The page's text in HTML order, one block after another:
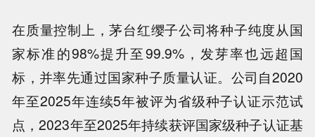
在质量控制上，茅台红缨子公司将种子纯度从国
家标准的98%提升至99.9%，发芽率也远超国
标，并率先通过国家种子质量认证。公司自2020
年至2025年连续5年被评为省级种子认证示范试
点，2023年至2025年持续获评国家级种子认证基